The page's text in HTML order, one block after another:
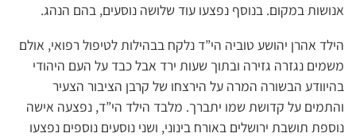
אנושות במקום. בנוסף נפצעו עוד שלושה נוסעים, בהם הנהג.
הילד אהרן יהושע טוביה הי”ד נלקח בבהילות לטיפול רפואי, אולם
משמים נגזרה גזירה ובתוך שעות ירד אבל כבד על העם היהודי
בהיוודע הבשורה המרה על הירצחו של קרבן הציבור הצעיר
והתמים על קדושת שמו יתברך. מלבד הילד הי”ד, נפצעה אישה
נוספת תושבת ירושלים באורח בינוני, ושני נוסעים נוספים נפצעו